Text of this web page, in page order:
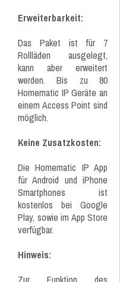
Erweiterbarkeit:
Das Paket ist für 7
Rollläden ausgelegt,
kann aber erweitert
werden. Bis zu 80
Homematic IP Geräte an
einem Access Point sind
möglich.
Keine Zusatzkosten:
Die Homematic IP App
für Android und iPhone
Smartphones ist
kostenlos bei Google
Play, sowie im App Store
verfügbar.
Hinweis: